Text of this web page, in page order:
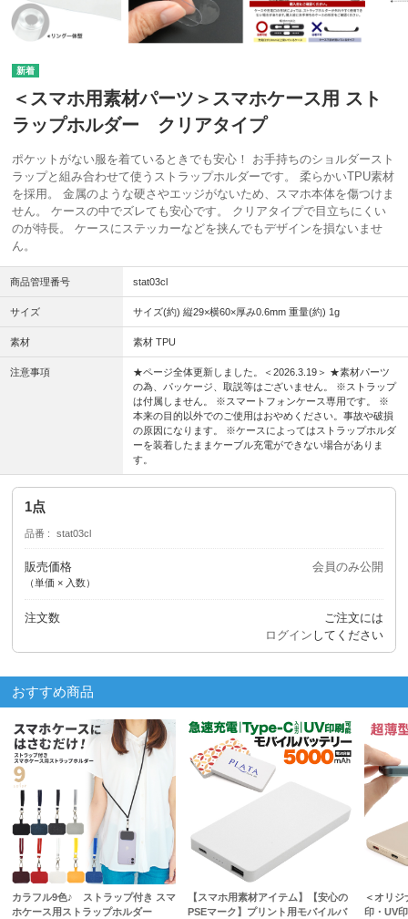
＜スマホ用素材パーツ＞スマホケース用 スト
ラップホルダー クリアタイプ
ポケットがない服を着ているときでも安心！ お手持ちのショルダースト
ラップと組み合わせて使うストラップホルダーです。 柔らかいTPU素材
を採用。 金属のような硬さやエッジがないため、スマホ本体を傷つけま
せん。 ケースの中でズレても安心です。 クリアタイプで目立ちにくい
のが特長。 ケースにステッカーなどを挟んでもデザインを損ないませ
ん。
商品管理番号 stat03cl
サイズ サイズ(約) 縦29×横60×厚み0.6mm 重量(約) 1g
素材 素材 TPU
注意事項
★ページ全体更新しました。＜2026.3.19＞ ★素材パーツ
の為、パッケージ、取説等はございません。 ※ストラップ
は付属しません。 ※スマートフォンケース専用です。 ※
本来の目的以外でのご使用はおやめください。事故や破損
の原因になります。 ※ケースによってはストラップホルダ
ーを装着したままケーブル充電ができない場合がありま
す。
1点
品番 stat03cl
販売価格
（単価 × 入数）
会員のみ公開
注文数
ご注文には
ログイン してください
おすすめ商品
カラフル9色♪ ストラップ付き スマ
ホケース用ストラップホルダー
【スマホ用素材アイテム】【安心の
PSEマーク】プリント用モバイルバ
＜オリ
印・UV